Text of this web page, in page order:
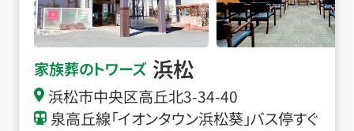
家族葬のトワーズ 浜松
浜松市中央区高丘北3-34-40
泉高丘線「イオンタウン浜松葵」バス停すぐ